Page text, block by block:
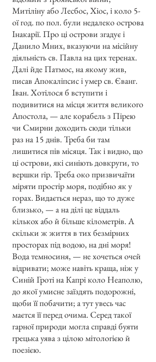
Митіліну або Лесбос, Хіос, і коло 5-
ої год. по пол. були недалеко острова
Інакарії. Про ці острови згадує і
Данило Мних, вказуючи на місійну
діяльність св. Павла на цих теренах.
Далі йде Патмос, на якому жив,
писав Апокаліпсис і умер св. Єванг.
Іван. Хотілося б вступити і
подивитися на місця життя великого
Апостола, — але корабель з Пірею
чи Смирни доходить сюди тільки
раз на 15 днів. Треба би там
лишитися пів місяця. Так і видно, що
ці острови, які синіють довкруги, то
вершки гір. Треба око призвичаїти
міряти простір моря, подібно як у
горах. Видається нераз, що то дуже
близько, — а на ділі це віддаль
кількох або й більше кілометрів. А
скільки ж життя в тих безмірних
просторах під водою, на дні моря!
Вода темносиня, — не хочеться очей
відривати; може навіть краща, ніж у
Синій Гроті на Капрі коло Неаполю,
до якої умисне заїздять подорожні,
щоби її побачити; а тут увесь час
маєтся її перед очима. Серед такої
гарної природи могла справді буяти
грецька уява з цілою мітологією й
поезією.